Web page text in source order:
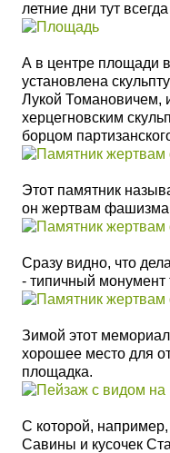
летние дни тут
А в центре площади
установлена
Лукой Томановичем,
херцегновским
борцом
Этот памятник
он жертвам фашизма
Сразу видно, что
- типичный монумент
Зимой этот
хорошее место для
площадка.
С которой,
Савины и кусочек